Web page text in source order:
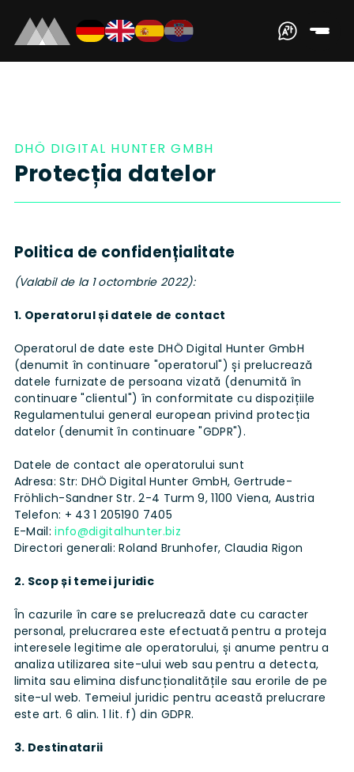
DHÖ DIGITAL HUNTER GMBH
Protecția datelor
Politica de confidențialitate
(Valabil de la 1 octombrie 2022):
1. Operatorul și datele de contact
Operatorul de date este DHÖ Digital Hunter GmbH
(denumit în continuare "operatorul") și prelucrează
datele furnizate de persoana vizată (denumită în
continuare "clientul") în conformitate cu dispozițiile
Regulamentului general european privind protecția
datelor (denumit în continuare "GDPR").
Datele de contact ale operatorului sunt
Adresa: Str: DHÖ Digital Hunter GmbH, Gertrude-
Fröhlich-Sandner Str. 2-4 Turm 9, 1100 Viena, Austria
Telefon: + 43 1 205190 7405
E-Mail:info@digitalhunter.biz
Directori generali: Roland Brunhofer, Claudia Rigon
2. Scop și temei juridic
În cazurile în care se prelucrează date cu caracter
personal, prelucrarea este efectuată pentru a proteja
interesele legitime ale operatorului, și anume pentru a
analiza utilizarea site-ului web sau pentru a detecta,
limita sau elimina disfuncționalitățile sau erorile de pe
site-ul web. Temeiul juridic pentru această prelucrare
este art. 6 alin. 1 lit. f) din GDPR.
3. Destinatarii